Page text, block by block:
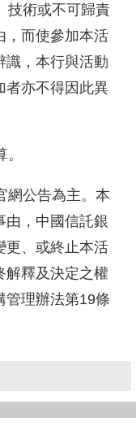
技術或不可歸責
，而使參加本活
識，本行與活動
者亦不得因此異
網公告為主。本
由，中國信託銀
更、或終止本活
解釋及決定之權
管理辦法第19條